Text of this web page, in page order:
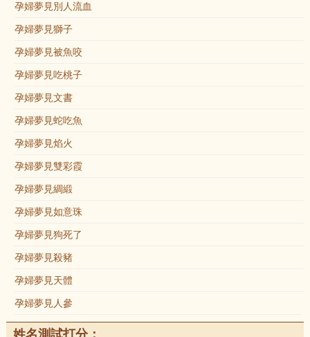
孕婦夢見別人流血
孕婦夢見獅子
孕婦夢見被魚咬
孕婦夢見吃桃子
孕婦夢見文書
孕婦夢見蛇吃魚
孕婦夢見焰火
孕婦夢見雙彩霞
孕婦夢見綢緞
孕婦夢見如意珠
孕婦夢見狗死了
孕婦夢見殺豬
孕婦夢見天體
孕婦夢見人參
姓名測試打分：